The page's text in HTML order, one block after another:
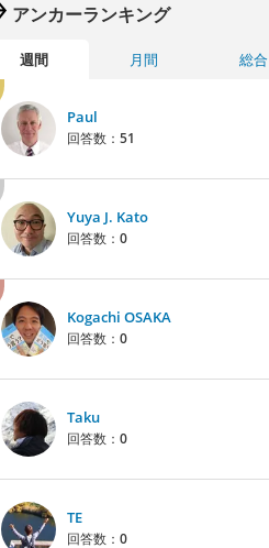
アンカーランキング
週間 月間 総合
Paul
回答数： 51
Yuya J. Kato
回答数： 0
Kogachi OSAKA
回答数： 0
Taku
回答数： 0
TE
回答数： 0